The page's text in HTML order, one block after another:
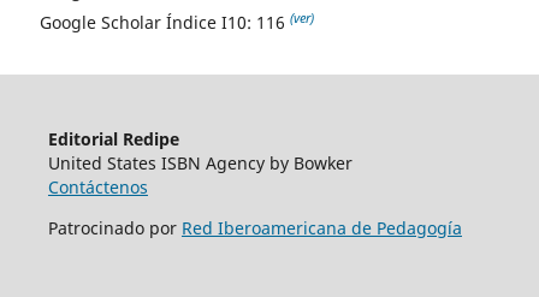
Google Scholar Índice I10: 116 (ver)
Editorial Redipe
United States ISBN Agency by Bowker
Contáctenos
Patrocinado por Red Iberoamericana de Pedagogía